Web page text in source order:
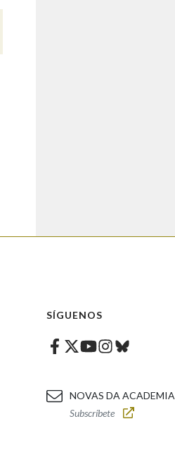
SÍGUENOS
Facebook
Twitter
Youtube
Instagram
Bluesky
NOVAS DA ACADEMIA
Subscríbete